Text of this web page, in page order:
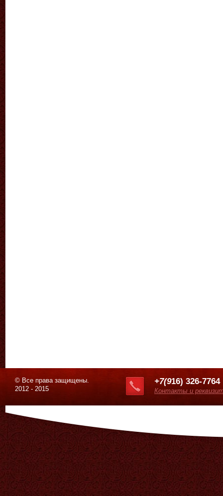
© Все права защищены.
2012 - 2015
+7(916) 326-7764
Контакты и